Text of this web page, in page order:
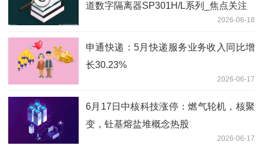
道数字隔离器SP301H/L系列_焦点关注
2026-06-18
申通快递：5月快递服务业务收入同比增
长30.23%
2026-06-17
6月17日中核科技涨停：燃气轮机，核聚
变，钍基熔盐堆概念热股
2026-06-17